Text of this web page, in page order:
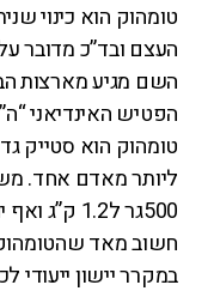
טומהוק הוא כינוי
העצם ובד”כ מדובר
השם מגיע מארצות
הפטיש האינדיאני
טומהוק הוא סטייק
ליותר מאדם אחד.
500גר ל1.2 ק”ג ואף יותר.
חשוב מאד